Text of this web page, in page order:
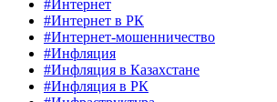
#Интернет
#Интернет в РК
#Интернет-мошенничество
#Инфляция
#Инфляция в Казахстане
#Инфляция в РК